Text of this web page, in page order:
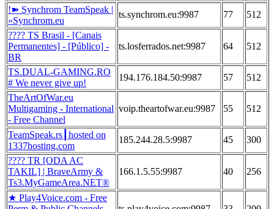
!➽ Synchrom TeamSpeak |
»Synchrom.eu
ts.synchrom.eu:9987 77
512
???? TS Brasil - [Canais
Permanentes] - [Público] -
BR
ts.losferrados.net:9987 64 512
TS.DUAL-GAMING.RO
# We never give up!
194.176.184.50:9987 57
512
TheArtOfWar.eu
Multigaming - International
- Free Channel
voip.theartofwar.eu:9987 55 512
TeamSpeak.rs┃hosted on
1337hosting.com
185.244.28.5:9987 45
300
???? TR [ODA AC
TAKIL] | BraveArmy &
Ts3.MyGameArea.NET®
166.1.5.55:9987 40 256
★ Play4Voice.com - Free